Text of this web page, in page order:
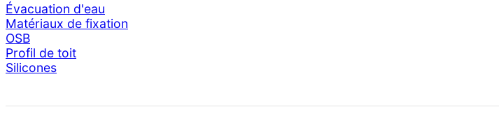
Évacuation d'eau
Matériaux de fixation
OSB
Profil de toit
Silicones